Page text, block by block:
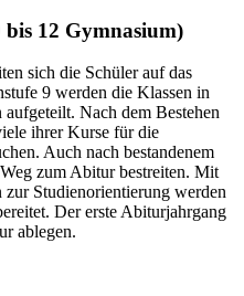
bis 12 Gymnasium)
sich die Schüler auf das
9 werden die Klassen in
Nach dem Bestehen
ihrer Kurse für die
Auch nach bestandenem
zum Abitur bestreiten. Mit
Studienorientierung werden
Der erste Abiturjahrgang
ablegen.